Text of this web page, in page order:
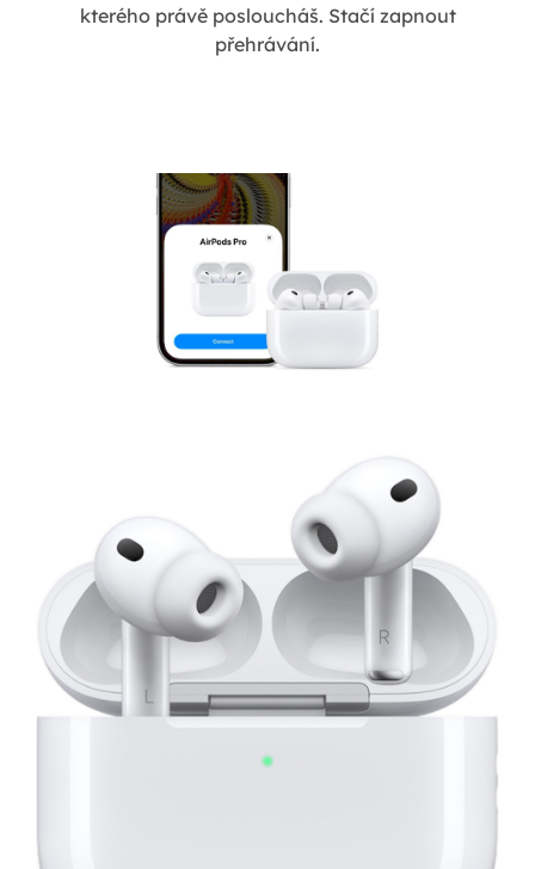
kterého právě posloucháš. Stačí zapnout
přehrávání.